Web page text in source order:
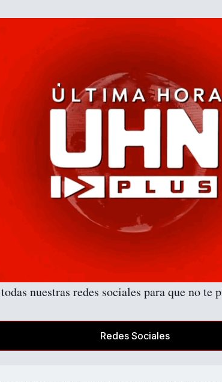
nuestras redes sociales para que no te
Redes Sociales